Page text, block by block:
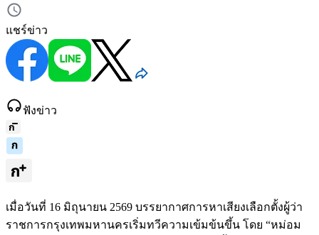
แชร์ข่าว
ฟังข่าว
เมื่อวันที่ 16 มิถุนายน 2569 บรรยากาศการหาเสียงเลือกตั้งผู้ว่า
ราชการกรุงเทพมหานครเริ่มทวีความเข้มข้นขึ้น โดย “หม่อม